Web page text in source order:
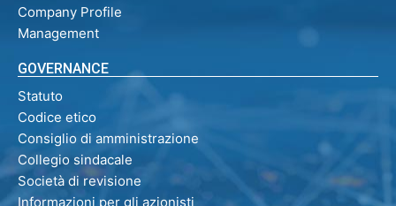
Company Profile
Management
GOVERNANCE
Statuto
Codice etico
Consiglio di amministrazione
Collegio sindacale
Società di revisione
Informazioni per gli azionisti